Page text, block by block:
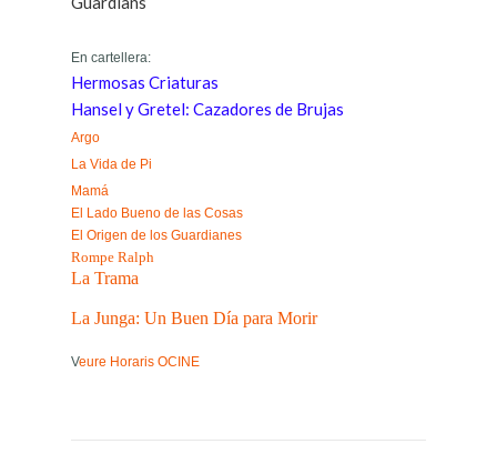
En cartellera:
Hermosas Criaturas
Hansel y Gretel: Cazadores de Brujas
Argo
La Vida de Pi
Mamá
El Lado Bueno de las Cosas
El Origen de los Guardianes
Rompe Ralph
La Trama
La Junga: Un Buen Día para Morir
Veure Horaris OCINE